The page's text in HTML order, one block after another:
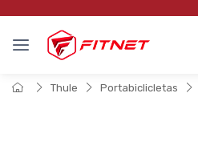
Thule Portabiclicletas